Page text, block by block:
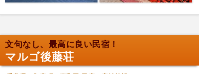
文句なし、最高に良い民宿！
マルゴ後藤荘